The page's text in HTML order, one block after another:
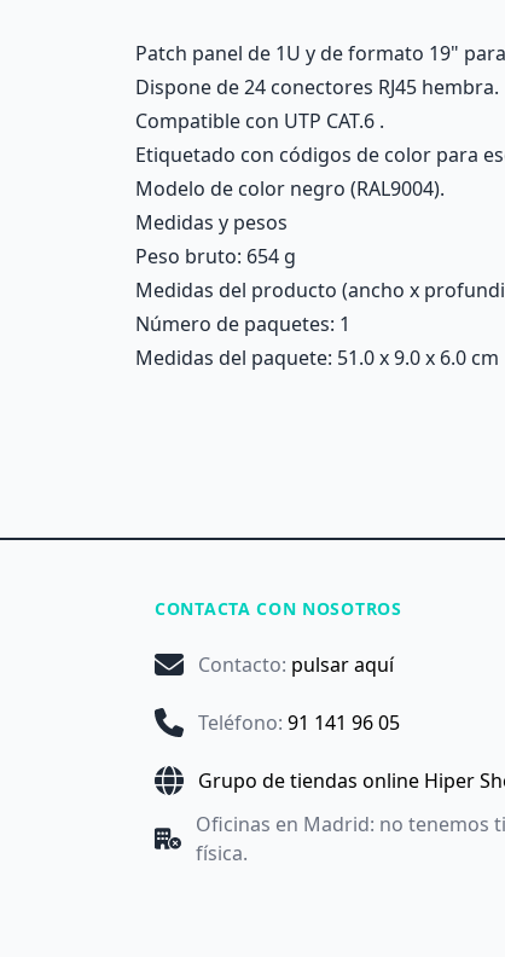
Patch panel de 1U y de formato 19"
Dispone de 24 conectores RJ45 hembra.
Compatible con UTP CAT.6 .
Etiquetado con códigos de color para
Modelo de color negro (RAL9004).
Medidas y pesos
Peso bruto: 654 g
Medidas del producto (ancho x
Número de paquetes: 1
Medidas del paquete: 51.0 x 9.0 x 6.0 cm
CONTACTA CON NOSOTROS
Contacto: pulsar aquí
Teléfono: 91 141 96 05
Grupo de tiendas online Hiper
Oficinas en Madrid: no tenemos
física.